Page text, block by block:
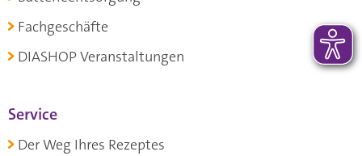
Fachgeschäfte
DIASHOP Veranstaltungen
Service
Der Weg Ihres Rezeptes